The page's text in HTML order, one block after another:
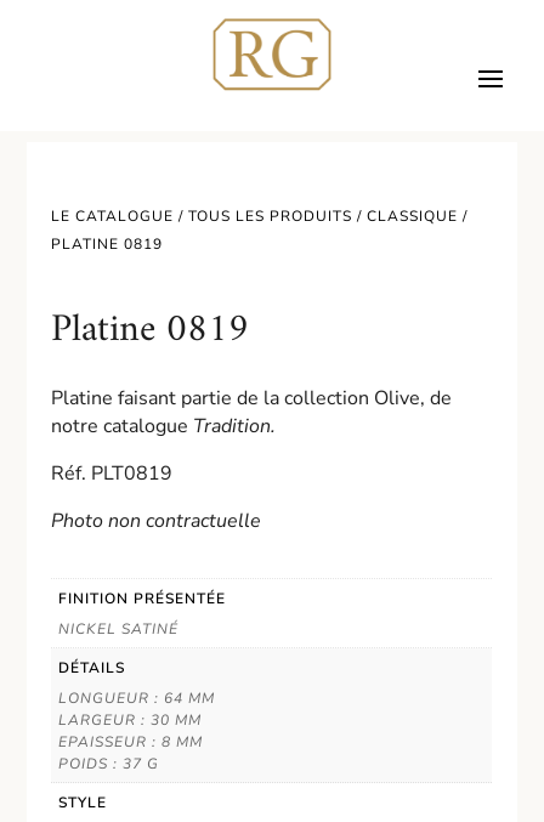
LE CATALOGUE /TOUS LES PRODUITS /CLASSIQUE /
PLATINE 0819
Platine 0819
Platine faisant partie de la collection Olive, de
notre catalogue Tradition.
Réf. PLT0819
Photo non contractuelle
FINITION PRÉSENTÉE
NICKEL SATINÉ
DÉTAILS
LONGUEUR : 64 MM
LARGEUR : 30 MM
EPAISSEUR : 8 MM
POIDS : 37 G
STYLE